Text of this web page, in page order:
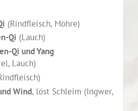
(Rindfleisch, Möhre)
Qi (Lauch)
Qi und Yang
Lauch)
Wind, löst Schleim (Ingwer,